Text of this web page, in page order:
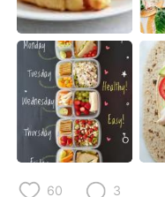
ไทย
Türkçe
Português
60 3